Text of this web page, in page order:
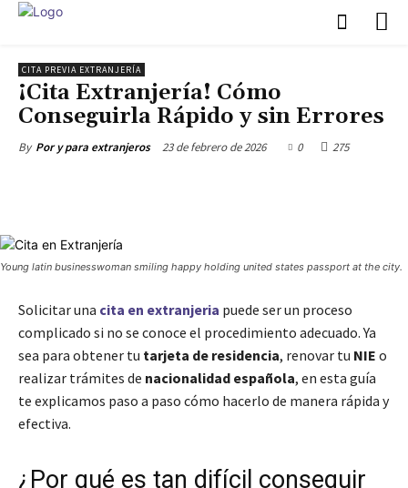
CITA PREVIA EXTRANJERÍA
¡Cita Extranjería! Cómo
Conseguirla Rápido y sin Errores
By Por y para extranjeros 23 de febrero de 2026 0 275
Young latin businesswoman smiling happy holding united states passport at the city.
Solicitar una cita en extranjeria puede ser un proceso
complicado si no se conoce el procedimiento adecuado. Ya
sea para obtener tu tarjeta de residencia, renovar tu NIE o
realizar trámites de nacionalidad española, en esta guía
te explicamos paso a paso cómo hacerlo de manera rápida y
efectiva.
¿Por qué es tan difícil conseguir